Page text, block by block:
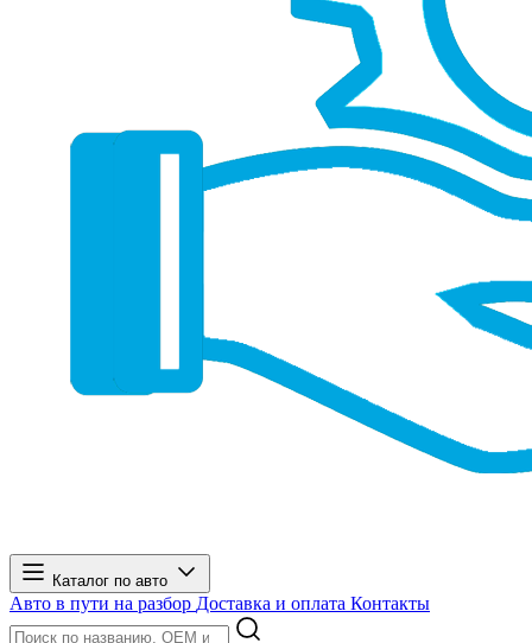
Каталог по авто
Авто в пути на разбор Доставка и оплата Контакты